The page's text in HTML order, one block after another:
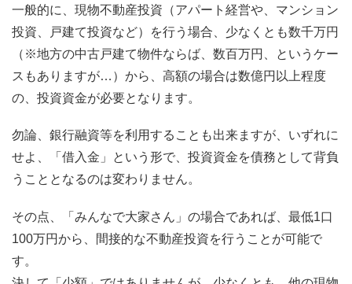
一般的に、現物不動産投資（アパート経営や、マンション
投資、戸建て投資など）を行う場合、少なくとも数千万円
（※地方の中古戸建て物件ならば、数百万円、というケー
スもありますが…）から、高額の場合は数億円以上程度
の、投資資金が必要となります。
勿論、銀行融資等を利用することも出来ますが、いずれに
せよ、「借入金」という形で、投資資金を債務として背負
うこととなるのは変わりません。
その点、「みんなで大家さん」の場合であれば、最低1口
100万円から、間接的な不動産投資を行うことが可能で
す。